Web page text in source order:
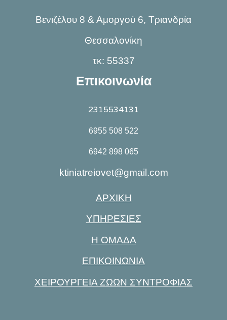
Βενιζέλου 8 & Αμοργού 6, Τριανδρία
Θεσσαλονίκη
τκ: 55337
Επικοινωνία
2315534131
6955 508 522
6942 898 065
ktiniatreiovet@gmail.com
ΑΡΧΙΚΗ
ΥΠΗΡΕΣΙΕΣ
Η ΟΜΑΔΑ
ΕΠΙΚΟΙΝΩΝΙΑ
ΧΕΙΡΟΥΡΓΕΙΑ ΖΩΩΝ ΣΥΝΤΡΟΦΙΑΣ